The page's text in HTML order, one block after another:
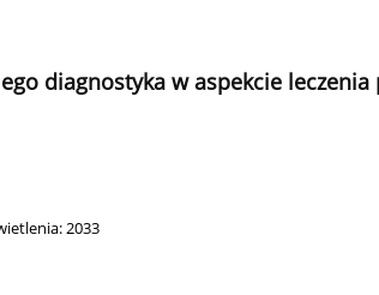
diagnostyka w aspekcie
2033